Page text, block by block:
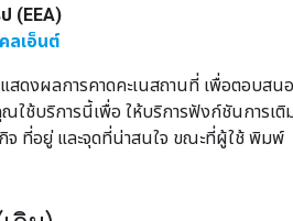
(EEA)
ลเอ็นต์
แสดงผลการคาดคะเนสถานที่ เพื่อตอบส
ใช้บริการนี้เพื่อ ให้บริการฟังก์ชันการเ
กิจ ที่อยู่ และจุดที่น่าสนใจ ขณะที่ผู้ใช้ พิมพ์